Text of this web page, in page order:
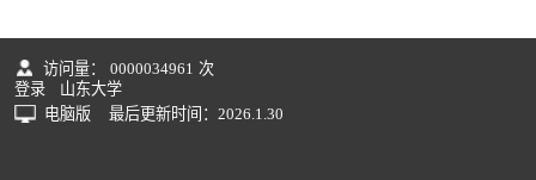
访问量： 0000034961 次
登录
山东大学
电脑版
最后更新时间： 2026 1 30